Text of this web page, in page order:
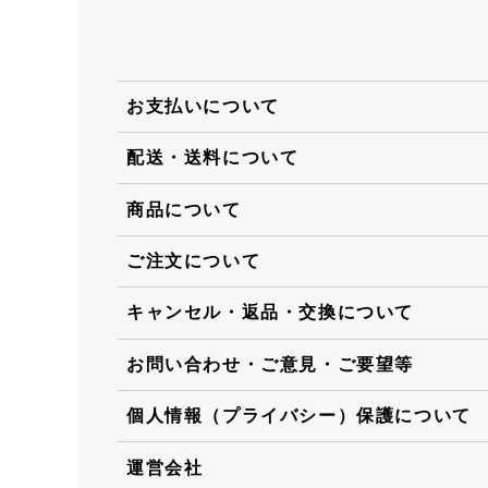
お支払いについて
配送・送料について
商品について
ご注文について
キャンセル・返品・交換について
お問い合わせ・ご意見・ご要望等
個人情報（プライバシー）保護について
運営会社